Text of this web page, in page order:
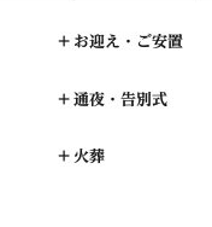
+
+
+
お迎え・ご安置
通夜・告別式
火葬